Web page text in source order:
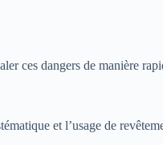
ces dangers de manière
et l’usage de